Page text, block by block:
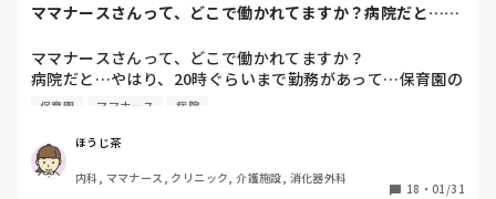
いないです。
るかな？』『自分ならそこまでされたら辞めるよ』とのこ
と。
師長さんの言ってることも確かに理解できますが
てないですし、病棟での臨床経験を積んで学んでいきたいと
気持ちがあります。
・転職する
きな病院だとどうしても異動で行きたくない場所に行かされて
病院も規模やいろいろ取り組んでいることが違うので、探して
みるとおもしろいですよ。ただ、転職するなら3年は基礎をつ
けてもいいのかなと思います。中途採用は即戦力を期待されま
ママナースさんって、どこで働かれてますか？病院だと…や
ママナースさんって、どこで働かれてますか？
病院だと…やはり、20時ぐらいまで勤務があって…保育園の
お迎えが間に合わないことが多くて…
保育園 ママナース 病院
ほうじ茶
内科, ママナース, クリニック, 介護施設, 消化器外科
18 ・ 01/31